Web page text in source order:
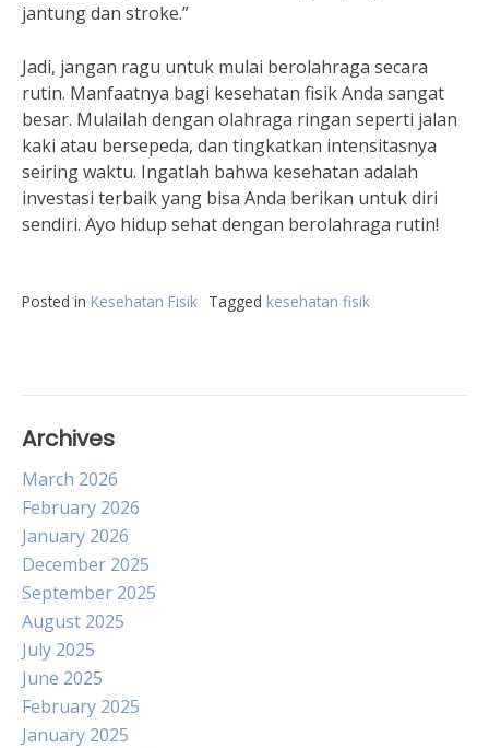
jantung dan stroke.”
Jadi, jangan ragu untuk mulai berolahraga secara
rutin. Manfaatnya bagi kesehatan fisik Anda sangat
besar. Mulailah dengan olahraga ringan seperti jalan
kaki atau bersepeda, dan tingkatkan intensitasnya
seiring waktu. Ingatlah bahwa kesehatan adalah
investasi terbaik yang bisa Anda berikan untuk diri
sendiri. Ayo hidup sehat dengan berolahraga rutin!
Posted in Kesehatan Fisik Tagged kesehatan fisik
Archives
March 2026
February 2026
January 2026
December 2025
September 2025
August 2025
July 2025
June 2025
February 2025
January 2025